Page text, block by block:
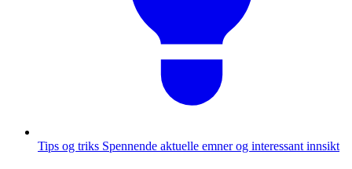
Tips og triks Spennende aktuelle emner og interessant innsikt